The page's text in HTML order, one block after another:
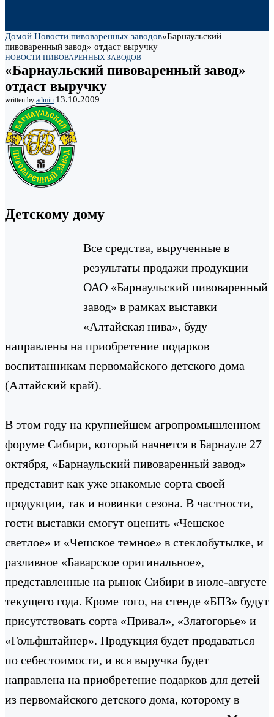
Домой Новости пивоваренных заводов«Барнаульский
пивоваренный завод» отдаст выручку
НОВОСТИ ПИВОВАРЕННЫХ ЗАВОДОВ
«Барнаульский пивоваренный завод»
отдаст выручку
written by admin 13.10.2009
Детскому дому
Все средства, вырученные в
результаты продажи продукции
ОАО «Барнаульский пивоваренный
завод» в рамках выставки
«Алтайская нива», буду
направлены на приобретение подарков
воспитанникам первомайского детского дома
(Алтайский край).
В этом году на крупнейшем агропромышленном
форуме Сибири, который начнется в Барнауле 27
октября, «Барнаульский пивоваренный завод»
представит как уже знакомые сорта своей
продукции, так и новинки сезона. В частности,
гости выставки смогут оценить «Чешское
светлое» и «Чешское темное» в стеклобутылке, и
разливное «Баварское оригинальное»,
представленные на рынок Сибири в июле-августе
текущего года. Кроме того, на стенде «БПЗ» будут
присутствовать сорта «Привал», «Златогорье» и
«Гольфштайнер». Продукция будет продаваться
по себестоимости, и вся выручка будет
направлена на приобретение подарков для детей
из первомайского детского дома, которому в